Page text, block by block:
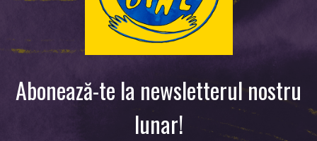
Abonează-te la newsletterul nostru
lunar!